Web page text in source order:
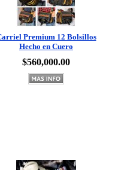
Carriel Premium 12 Bolsillos
$560,000.00